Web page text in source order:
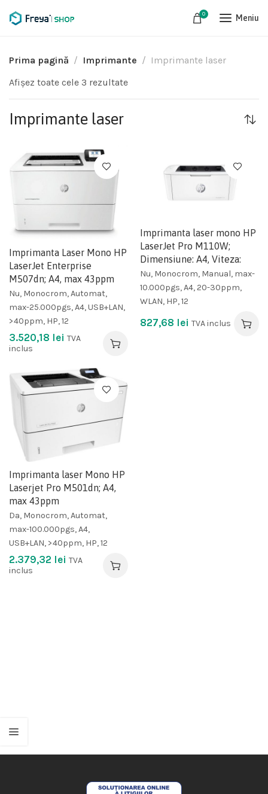
0 Meniu
Prima pagină Imprimante
Imprimante laser
Afișez toate cele 3 rezultate
Imprimante laser
Imprimanta Laser Mono HP
LaserJet Enterprise
M507dn; A4, max 43ppm
Nu, Monocrom, Automat,
max-25.000pgs, A4, USB+LAN,
>40ppm, HP, 12
3.520,18 lei TVA
inclus
Imprimanta laser mono HP
LaserJet Pro M110W;
Dimensiune: A4, Viteza:
Nu, Monocrom, Manual, max-
10.000pgs, A4, 20-30ppm,
WLAN, HP, 12
827,68 lei TVA inclus
Imprimanta laser Mono HP
Laserjet Pro M501dn; A4,
max 43ppm
Da, Monocrom, Automat,
max-100.000pgs, A4,
USB+LAN, >40ppm, HP, 12
2.379,32 lei TVA
inclus